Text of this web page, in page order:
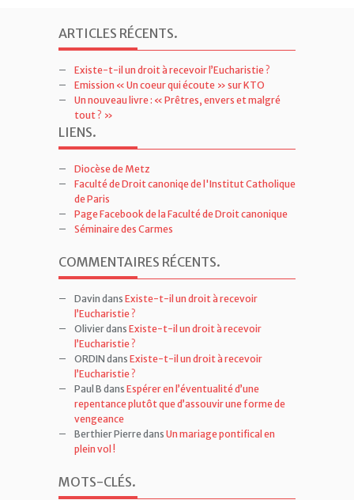
ARTICLES RÉCENTS.
Existe-t-il un droit à recevoir l’Eucharistie ?
Emission « Un coeur qui écoute » sur KTO
Un nouveau livre : « Prêtres, envers et malgré
tout ? »
LIENS.
Diocèse de Metz
Faculté de Droit canoniqe de l'Institut Catholique
de Paris
Page Facebook de la Faculté de Droit canonique
Séminaire des Carmes
COMMENTAIRES RÉCENTS.
Davin dans Existe-t-il un droit à recevoir
l’Eucharistie ?
Olivierdans Existe-t-il un droit à recevoir
l’Eucharistie ?
ORDIN dans Existe-t-il un droit à recevoir
l’Eucharistie ?
Paul B dans Espérer en l’éventualité d’une
repentance plutôt que d’assouvir une forme de
vengeance
Berthier Pierredans Un mariage pontifical en
plein vol !
MOTS-CLÉS.